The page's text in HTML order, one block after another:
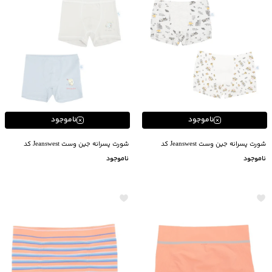
ناموجود
شورت پسرانه جین وست Jeanswest کد
04919091 بسته دو عددی
ناموجود
ناموجود
شورت پسرانه جین وست Jeanswest کد
04919092 بسته دو عددی
ناموجود